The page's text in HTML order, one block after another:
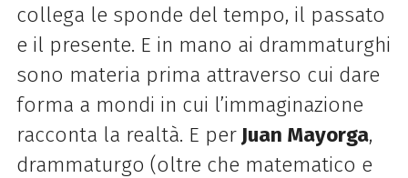
collega le sponde del tempo, il passato
e il presente. E in mano ai drammaturghi
sono materia prima attraverso cui dare
forma a mondi in cui l’immaginazione
racconta la realtà. E perJuan Mayorga,
drammaturgo (oltre che matematico e